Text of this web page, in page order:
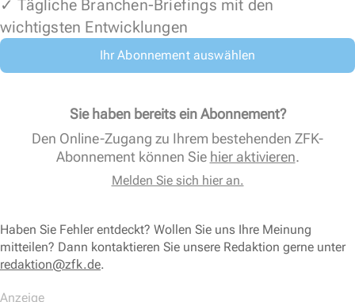
✓ Tägliche Branchen-Briefings mit den
wichtigsten Entwicklungen
Ihr Abonnement auswählen
Sie haben bereits ein Abonnement?
Den Online-Zugang zu Ihrem bestehenden ZFK-
Abonnement können Sie hier aktivieren.
Melden Sie sich hier an.
Haben Sie Fehler entdeckt? Wollen Sie uns Ihre Meinung
mitteilen? Dann kontaktieren Sie unsere Redaktion gerne unter
redaktion@zfk.de.